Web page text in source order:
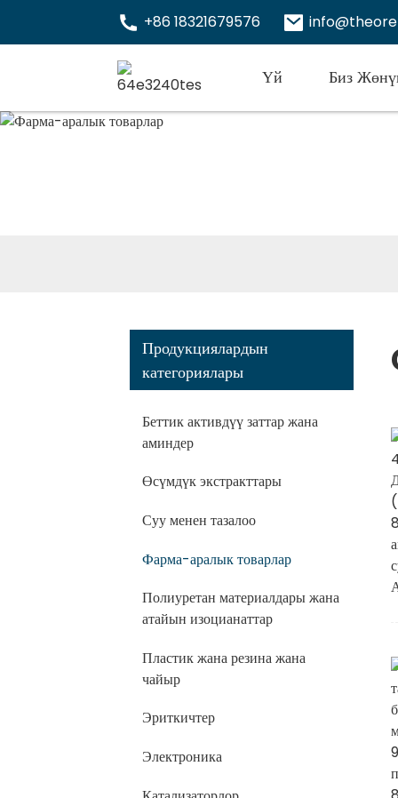
+86 18321679576
Үй Биз
Продукциялардын
категориялары
Беттик активдүү заттар жана
аминдер
Өсүмдүк экстракттары
Суу менен тазалоо
Фарма-аралык товарлар
Полиуретан материалдары жана
атайын изоцианаттар
Пластик жана резина жана
чайыр
Эриткичтер
Электроника